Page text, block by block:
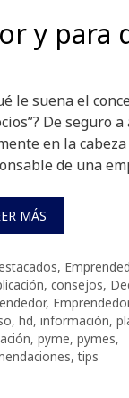
y para
le suena el
De seguro
en la
de una
MÁS
,
, consejos,
,
, hd, información,
, pyme, pymes,
,tips